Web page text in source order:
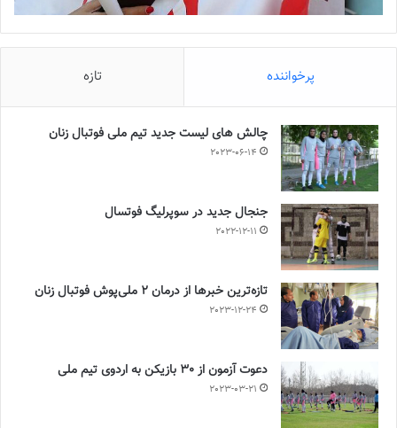
پرخواننده تازه
چالش هاى ليست جدید تيم ملى فوتبال زنان
2023-06-14
جنجال جدید در سوپرلیگ فوتسال
2022-12-11
تازه‌ترین خبرها از درمان ۲ ملی‌پوش فوتبال زنان
2023-12-24
دعوت آزمون از 30 بازیکن به اردوی تیم ملی
2023-03-21